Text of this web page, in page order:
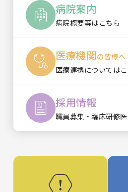
病院案内
病院概要等はこちら
医療機関の皆様へ
医療連携については
採用情報
職員募集・臨床研修医